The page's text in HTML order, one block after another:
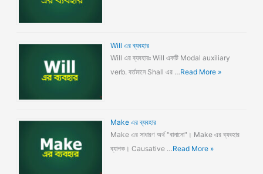
Will এর ব্যবহার
Will এর ব্যবহারঃ Will একটি Modal auxiliary
verb. বর্তমানে Shall এর …Read More »
Make এর ব্যবহার
Make এর সাধারণ অর্থ "বানানো"। Make এর ব্যবহার
ব্যাপক। Causative …Read More »